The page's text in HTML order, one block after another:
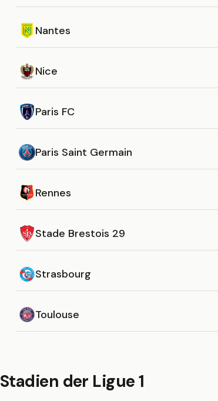
Nantes
Nice
Paris FC
Paris Saint Germain
Rennes
Stade Brestois 29
Strasbourg
Toulouse
Stadien der Ligue 1